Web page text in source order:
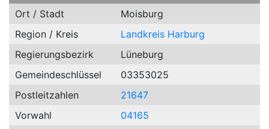
Ort / Stadt
Moisburg
Region / Kreis
Landkreis Harburg
Regierungsbezirk
Lüneburg
Gemeindeschlüssel
03353025
Postleitzahlen
21647
Vorwahl
04165